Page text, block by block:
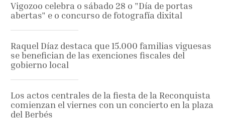
Vigozoo celebra o sábado 28 o "Día de portas
abertas" e o concurso de fotografía dixital
Raquel Díaz destaca que 15.000 familias viguesas
se benefician de las exenciones fiscales del
gobierno local
Los actos centrales de la fiesta de la Reconquista
comienzan el viernes con un concierto en la plaza
del Berbés